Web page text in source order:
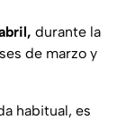
durante la
de marzo y
habitual, es